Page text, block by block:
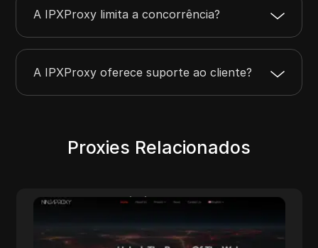
A IPXProxy limita a concorrência?
A IPXProxy oferece suporte ao cliente?
Proxies Relacionados
NinjaProxy
NinjaProxy é um fornecedor popular de